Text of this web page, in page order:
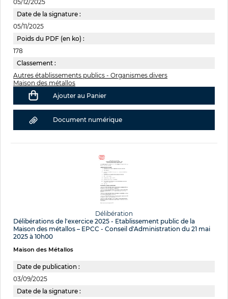
05/12/2025
Date de la signature :
05/11/2025
Poids du PDF (en ko) :
178
Classement :
Autres établissements publics - Organismes divers
Maison des métallos
Ajouter au Panier
Document numérique
Délibération
Délibérations de l'exercice 2025 - Etablissement public de la
Maison des métallos – EPCC - Conseil d'Administration du 21 mai
2025 à 10h00
Maison des Métallos
Date de publication :
03/09/2025
Date de la signature :